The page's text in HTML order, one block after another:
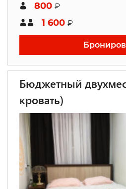
800 ₽
1 600 ₽
Бюджетный
кровать)